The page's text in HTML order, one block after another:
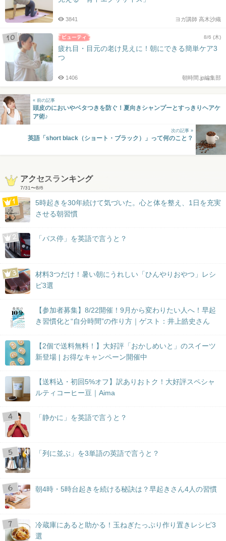
ヨガ講師 高木沙織
3841
8/6 (木)
疲れ目・目元の老け見えに！朝にできる簡単ケア3
つ
朝時間.jp編集部
1406
« 前の記事
頭皮のにおいやベタつきを防ぐ！夏向きシャンプーとすっきりヘアケ
ア術♪
次の記事 »
英語「short black（ショート・ブラック）」って何のこと？
アクセスランキング
7/31〜8/6
5時起きを30年続けて気づいた。心と体を整え、1日を充実
させる朝習慣
「バス停」を英語で言うと？
材料3つだけ！暑い朝にうれしい「ひんやりおやつ」レシ
ピ3選
【参加者募集】8/22開催！9月から変わりたい人へ！早起
き習慣化と“自分時間”の作り方｜ゲスト：井上皓史さん
【2個で送料無料！】大好評「おかしめいと」のスイーツ
新登場 | お得なキャンペーン開催中
【送料込・初回5%オフ】訳ありおトク！大好評スペシャ
ルティコーヒー豆｜Aima
「静かに」を英語で言うと？
「列に並ぶ」を3単語の英語で言うと？
朝4時・5時台起きを続ける秘訣は？早起きさん4人の習慣
冷蔵庫にあると助かる！玉ねぎたっぷり作り置きレシピ3
選